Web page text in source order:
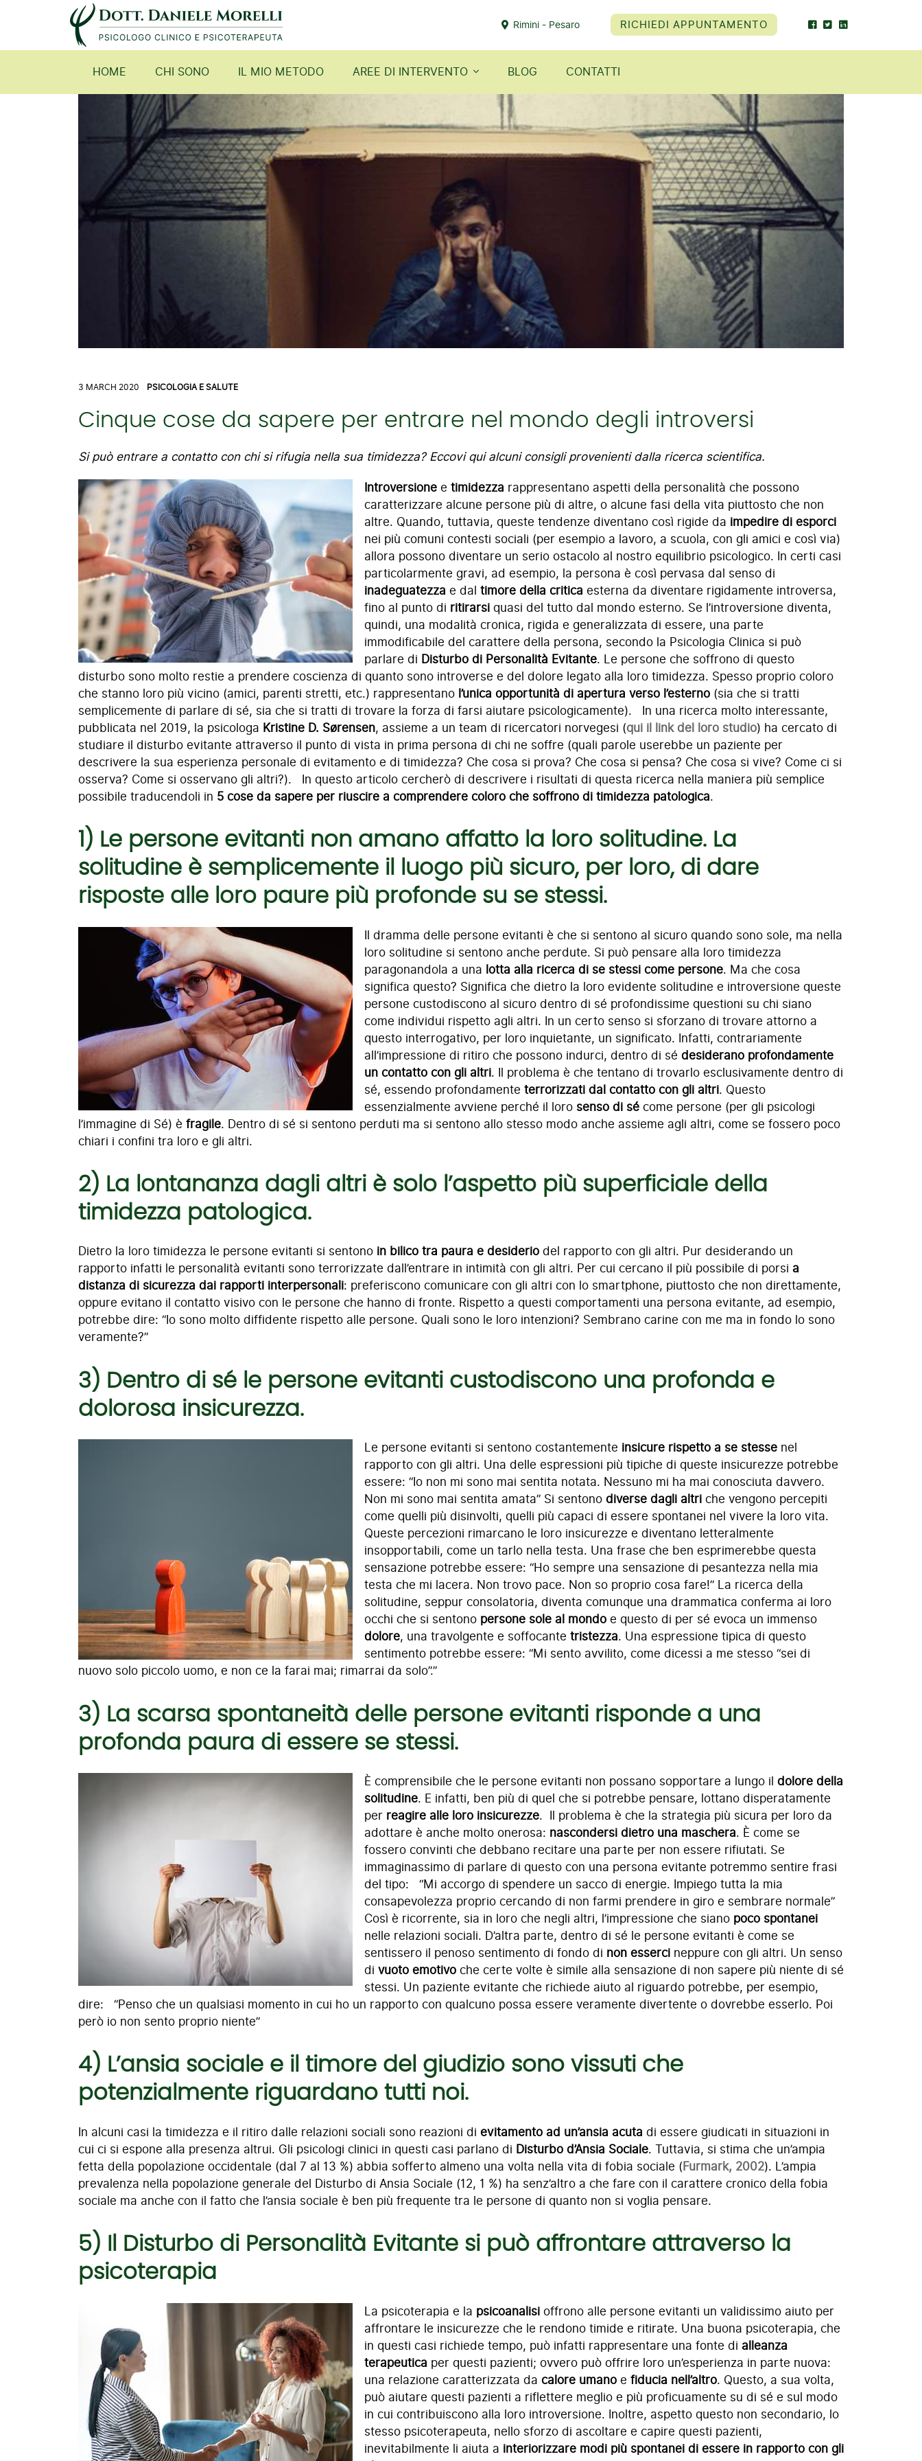
Rimini - Pesaro RICHIEDI APPUNTAMENTO
HOME CHI SONO IL MIO METODO AREE DI INTERVENTO BLOG CONTATTI
3 MARCH 2020 PSICOLOGIA E SALUTE
Cinque cose da sapere per entrare nel mondo degli introversi
Si può entrare a contatto con chi si rifugia nella sua timidezza? Eccovi qui alcuni consigli provenienti dalla ricerca scientifica.
Introversionee timidezza rappresentano aspetti della personalità che possono
caratterizzare alcune persone più di altre, o alcune fasi della vita piuttosto che non
altre. Quando, tuttavia, queste tendenze diventano così rigide da impedire di esporci
nei più comuni contesti sociali (per esempio a lavoro, a scuola, con gli amici e così via)
allora possono diventare un serio ostacolo al nostro equilibrio psicologico. In certi casi
particolarmente gravi, ad esempio, la persona è così pervasa dal senso di
inadeguatezza e dal timore della critica esterna da diventare rigidamente introversa,
fino al punto di ritirarsi quasi del tutto dal mondo esterno. Se l’introversione diventa,
quindi, una modalità cronica, rigida e generalizzata di essere, una parte
immodificabile del carattere della persona, secondo la Psicologia Clinica si può
parlare di Disturbo di Personalità Evitante. Le persone che soffrono di questo
disturbo sono molto restie a prendere coscienza di quanto sono introverse e del dolore legato alla loro timidezza. Spesso proprio coloro
che stanno loro più vicino (amici, parenti stretti, etc.) rappresentano l’unica opportunità di apertura verso l’esterno (sia che si tratti
semplicemente di parlare di sé, sia che si tratti di trovare la forza di farsi aiutare psicologicamente). In una ricerca molto interessante,
pubblicata nel 2019, la psicologa Kristine D. Sørensen, assieme a un team di ricercatori norvegesi (qui il link del loro studio) ha cercato di
studiare il disturbo evitante attraverso il punto di vista in prima persona di chi ne soffre (quali parole userebbe un paziente per
descrivere la sua esperienza personale di evitamento e di timidezza? Che cosa si prova? Che cosa si pensa? Che cosa si vive? Come ci si
osserva? Come si osservano gli altri?). In questo articolo cercherò di descrivere i risultati di questa ricerca nella maniera più semplice
possibile traducendoli in 5 cose da sapere per riuscire a comprendere coloro che soffrono di timidezza patologica.
1) Le persone evitanti non amano affatto la loro solitudine. La
solitudine è semplicemente il luogo più sicuro, per loro, di dare
risposte alle loro paure più profonde su se stessi.
Il dramma delle persone evitanti è che si sentono al sicuro quando sono sole, ma nella
loro solitudine si sentono anche perdute. Si può pensare alla loro timidezza
paragonandola a una lotta alla ricerca di se stessi come persone. Ma che cosa
significa questo? Significa che dietro la loro evidente solitudine e introversione queste
persone custodiscono al sicuro dentro di sé profondissime questioni su chi siano
come individui rispetto agli altri. In un certo senso si sforzano di trovare attorno a
questo interrogativo, per loro inquietante, un significato. Infatti, contrariamente
all’impressione di ritiro che possono indurci, dentro di sé desiderano profondamente
un contatto con gli altri. Il problema è che tentano di trovarlo esclusivamente dentro di
sé, essendo profondamente terrorizzati dal contatto con gli altri. Questo
essenzialmente avviene perché il loro senso di sé come persone (per gli psicologi
l’immagine di Sé) è fragile. Dentro di sé si sentono perduti ma si sentono allo stesso modo anche assieme agli altri, come se fossero poco
chiari i confini tra loro e gli altri.
2) La lontananza dagli altri è solo l’aspetto più superficiale della
timidezza patologica.
Dietro la loro timidezza le persone evitanti si sentono in bilico tra paura e desiderio del rapporto con gli altri. Pur desiderando un
rapporto infatti le personalità evitanti sono terrorizzate dall’entrare in intimità con gli altri. Per cui cercano il più possibile di porsi a
distanza di sicurezza dai rapporti interpersonali: preferiscono comunicare con gli altri con lo smartphone, piuttosto che non direttamente,
oppure evitano il contatto visivo con le persone che hanno di fronte. Rispetto a questi comportamenti una persona evitante, ad esempio,
potrebbe dire: “Io sono molto diffidente rispetto alle persone. Quali sono le loro intenzioni? Sembrano carine con me ma in fondo lo sono
veramente?”
3) Dentro di sé le persone evitanti custodiscono una profonda e
dolorosa insicurezza.
Le persone evitanti si sentono costantemente insicure rispetto a se stesse nel
rapporto con gli altri. Una delle espressioni più tipiche di queste insicurezze potrebbe
essere: “Io non mi sono mai sentita notata. Nessuno mi ha mai conosciuta davvero.
Non mi sono mai sentita amata” Si sentonodiverse dagli altri che vengono percepiti
come quelli più disinvolti, quelli più capaci di essere spontanei nel vivere la loro vita.
Queste percezioni rimarcano le loro insicurezze e diventano letteralmente
insopportabili, come un tarlo nella testa. Una frase che ben esprimerebbe questa
sensazione potrebbe essere: “Ho sempre una sensazione di pesantezza nella mia
testa che mi lacera. Non trovo pace. Non so proprio cosa fare!” La ricerca della
solitudine, seppur consolatoria, diventa comunque una drammatica conferma ai loro
occhi che si sentono persone sole al mondoe questo di per sé evoca un immenso
dolore, una travolgente e soffocante tristezza. Una espressione tipica di questo
sentimento potrebbe essere: “Mi sento avvilito, come dicessi a me stesso “sei di
nuovo solo piccolo uomo, e non ce la farai mai; rimarrai da solo”.”
3) La scarsa spontaneità delle persone evitanti risponde a una
profonda paura di essere se stessi.
È comprensibile che le persone evitanti non possano sopportare a lungo il dolore della
solitudine. E infatti, ben più di quel che si potrebbe pensare, lottano disperatamente
per reagire alle loro insicurezze. Il problema è che la strategia più sicura per loro da
adottare è anche molto onerosa: nascondersi dietro una maschera. È come se
fossero convinti che debbano recitare una parte per non essere rifiutati. Se
immaginassimo di parlare di questo con una persona evitante potremmo sentire frasi
del tipo: “Mi accorgo di spendere un sacco di energie. Impiego tutta la mia
consapevolezza proprio cercando di non farmi prendere in giro e sembrare normale”
Così è ricorrente, sia in loro che negli altri, l’impressione che siano poco spontanei
nelle relazioni sociali. D’altra parte, dentro di sé le persone evitanti è come se
sentissero il penoso sentimento di fondo di non esserci neppure con gli altri. Un senso
di vuoto emotivo che certe volte è simile alla sensazione di non sapere più niente di sé
stessi. Un paziente evitante che richiede aiuto al riguardo potrebbe, per esempio,
dire: “Penso che un qualsiasi momento in cui ho un rapporto con qualcuno possa essere veramente divertente o dovrebbe esserlo. Poi
però io non sento proprio niente”
4) L’ansia sociale e il timore del giudizio sono vissuti che
potenzialmente riguardano tutti noi.
In alcuni casi la timidezza e il ritiro dalle relazioni sociali sono reazioni di evitamento ad un’ansia acuta di essere giudicati in situazioni in
cui ci si espone alla presenza altrui. Gli psicologi clinici in questi casi parlano di Disturbo d’Ansia Sociale. Tuttavia, si stima che un’ampia
fetta della popolazione occidentale (dal 7 al 13 %) abbia sofferto almeno una volta nella vita di fobia sociale (Furmark, 2002). L’ampia
prevalenza nella popolazione generale del Disturbo di Ansia Sociale (12, 1 %) ha senz’altro a che fare con il carattere cronico della fobia
sociale ma anche con il fatto che l’ansia sociale è ben più frequente tra le persone di quanto non si voglia pensare.
5) Il Disturbo di Personalità Evitante si può affrontare attraverso la
psicoterapia
La psicoterapia e la psicoanalisi offrono alle persone evitanti un validissimo aiuto per
affrontare le insicurezze che le rendono timide e ritirate. Una buona psicoterapia, che
in questi casi richiede tempo, può infatti rappresentare una fonte di alleanza
terapeutica per questi pazienti; ovvero può offrire loro un’esperienza in parte nuova:
una relazione caratterizzata da calore umanoe fiducia nell’altro. Questo, a sua volta,
può aiutare questi pazienti a riflettere meglio e più proficuamente su di sé e sul modo
in cui contribuiscono alla loro introversione. Inoltre, aspetto questo non secondario, lo
stesso psicoterapeuta, nello sforzo di ascoltare e capire questi pazienti,
inevitabilmente li aiuta a interiorizzare modi più spontanei di essere in rapporto con gli